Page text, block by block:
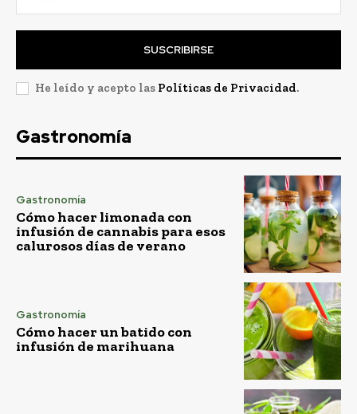
SUSCRIBIRSE
He leído y acepto las Políticas de Privacidad.
Gastronomía
Gastronomía
Cómo hacer limonada con
infusión de cannabis para esos
calurosos días de verano
Gastronomía
Cómo hacer un batido con
infusión de marihuana